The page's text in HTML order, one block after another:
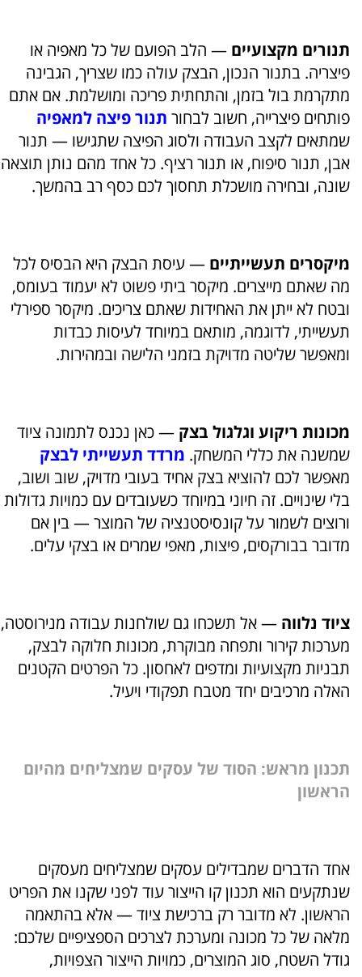
תנורים מקצועיים — הלב הפועם של כל מאפיה או
פיצריה. בתנור הנכון, הבצק עולה כמו שצריך, הגבינה
מתקרמת בול בזמן, והתחתית פריכה ומושלמת. אם אתם
פותחים פיצרייה, חשוב לבחור תנור פיצה למאפיה
שמתאים לקצב העבודה ולסוג הפיצה שתגישו — תנור
אבן, תנור סיפוח, או תנור רציף. כל אחד מהם נותן תוצאה
שונה, ובחירה מושכלת תחסוך לכם כסף רב בהמשך.
מיקסרים תעשייתיים — עיסת הבצק היא הבסיס לכל
מה שאתם מייצרים. מיקסר ביתי פשוט לא יעמוד בעומס,
ובטח לא ייתן את האחידות שאתם צריכים. מיקסר ספירלי
תעשייתי, לדוגמה, מותאם במיוחד לעיסות כבדות
ומאפשר שליטה מדויקת בזמני הלישה ובמהירות.
מכונות ריקוע וגלגול בצק — כאן נכנס לתמונה ציוד
שמשנה את כללי המשחק. מרדד תעשייתי לבצק
מאפשר לכם להוציא בצק אחיד בעובי מדויק, שוב ושוב,
בלי שינויים. זה חיוני במיוחד כשעובדים עם כמויות גדולות
ורוצים לשמור על קונסיסטנציה של המוצר — בין אם
מדובר בבורקסים, פיצות, מאפי שמרים או בצקי עלים.
ציוד נלווה — אל תשכחו גם שולחנות עבודה מנירוסטה,
מערכות קירור ותפחה מבוקרת, מכונות חלוקה לבצק,
תבניות מקצועיות ומדפים לאחסון. כל הפרטים הקטנים
האלה מרכיבים יחד מטבח תפקודי ויעיל.
תכנון מראש: הסוד של עסקים שמצליחים מהיום
הראשון
אחד הדברים שמבדילים עסקים שמצליחים מעסקים
שנתקעים הוא תכנון קו הייצור עוד לפני שקנו את הפריט
הראשון. לא מדובר רק ברכישת ציוד — אלא בהתאמה
מלאה של כל מכונה ומערכת לצרכים הספציפיים שלכם:
גודל השטח, סוג המוצרים, כמויות הייצור הצפויות,